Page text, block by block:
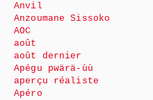
Anvil
Anzoumane Sissoko
AOC
août
août dernier
Apégu pwärä-ùù
aperçu réaliste
Apéro